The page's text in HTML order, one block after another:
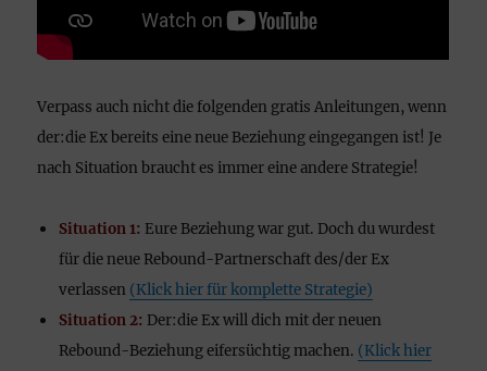
Verpass auch nicht die folgenden gratis Anleitungen, wenn
der:die Ex bereits eine neue Beziehung eingegangen ist! Je
nach Situation braucht es immer eine andere Strategie!
Situation 1: Eure Beziehung war gut. Doch du wurdest
für die neue Rebound-Partnerschaft des/der Ex
verlassen (Klick hier für komplette Strategie)
Situation 2: Der:die Ex will dich mit der neuen
Rebound-Beziehung eifersüchtig machen. (Klick hier